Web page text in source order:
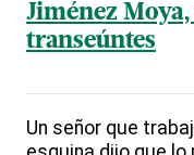
Jiménez
transeúntes
Un señor que